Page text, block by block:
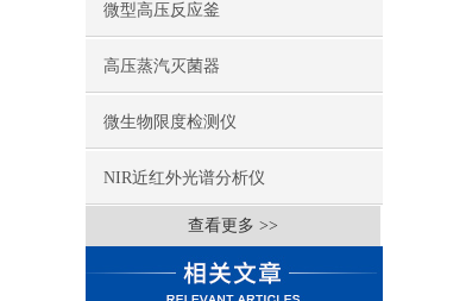
微型高压反应釜
高压蒸汽灭菌器
微生物限度检测仪
NIR近红外光谱分析仪
查看更多 >>